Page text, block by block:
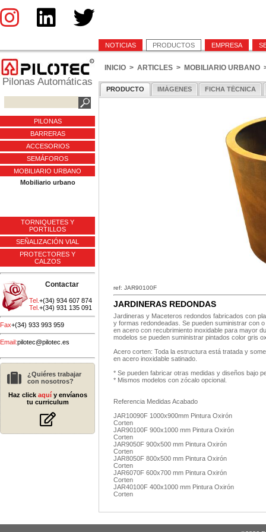
NOTICIAS PRODUCTOS EMPRESA
Pilonas Automáticas
PILONAS
BARRERAS
ACCESORIOS
SEMÁFOROS
MOBILIARIO URBANO
Mobiliario urbano
TORNIQUETES Y
PORTILLOS
SEÑALIZACIÓN VIAL
PROTECTORES Y
CALZOS
Contactar
Tel. +(34) 934 607 874
Tel. +(34) 931 135 091
Fax+(34) 933 993 959
Email:pilotec@pilotec.es
¿Quiéres trabajar
con nosotros?
Haz click aquíy envíanos
tu curriculum
INICIO > ARTICLES > MOBILIARIO URBANO
PRODUCTO IMÁGENES FICHA TÉCNICA
ref: JAR90100F
JARDINERAS REDONDAS
Jardineras y Maceteros redondos fabricados con
y formas redondeadas. Se pueden suministrar con
en acero con recubrimiento inoxidable para mayor
modelos se pueden suministrar pintados color gris
Acero corten: Toda la estructura está tratada y
en acero inoxidable satinado.
* Se pueden fabricar otras medidas y diseños bajo
* Mismos modelos con zócalo opcional.
Referencia Medidas Acabado
JAR10090F 1000x900mm Pintura Oxirón
Corten
JAR90100F 900x1000 mm Pintura Oxirón
Corten
JAR9050F 900x500 mm Pintura Oxirón
Corten
JAR8050F 800x500 mm Pintura Oxirón
Corten
JAR6070F 600x700 mm Pintura Oxirón
Corten
JAR40100F 400x1000 mm Pintura Oxirón
Corten